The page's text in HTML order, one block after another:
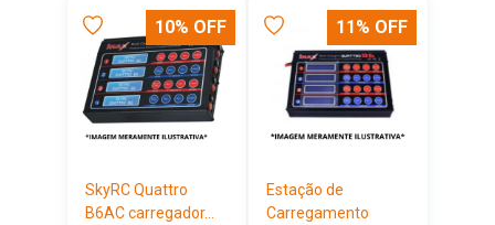
10% OFF
SkyRC Quattro
B6AC carregador...
11% OFF
Estação de
Carregamento